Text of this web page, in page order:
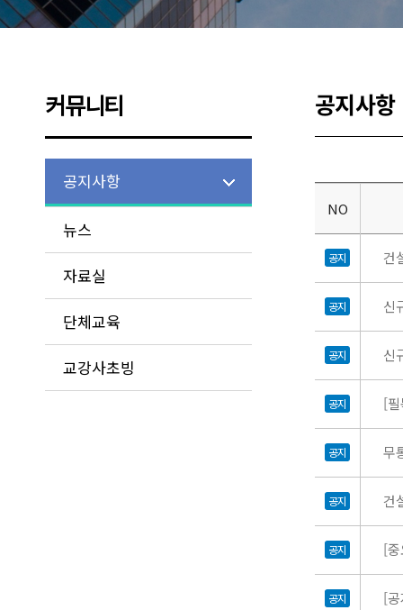
커뮤니티
공지사항
뉴스
자료실
단체교육
교강사초빙
공지사항
NO
공지 건
공지 신
공지 신
공지 [
공지 무
공지 건
공지 [
공지 [